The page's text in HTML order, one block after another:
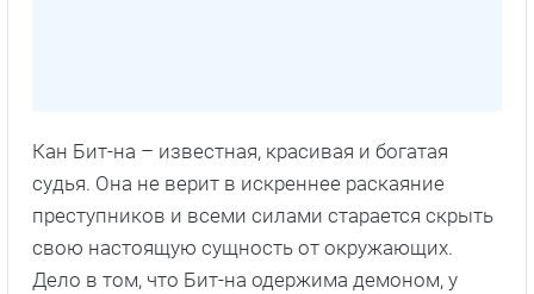
Кан Бит-на – известная, красивая и богатая
судья. Она не верит в искреннее раскаяние
преступников и всеми силами старается скрыть
свою настоящую сущность от окружающих.
Дело в том, что Бит-на одержима демоном, у